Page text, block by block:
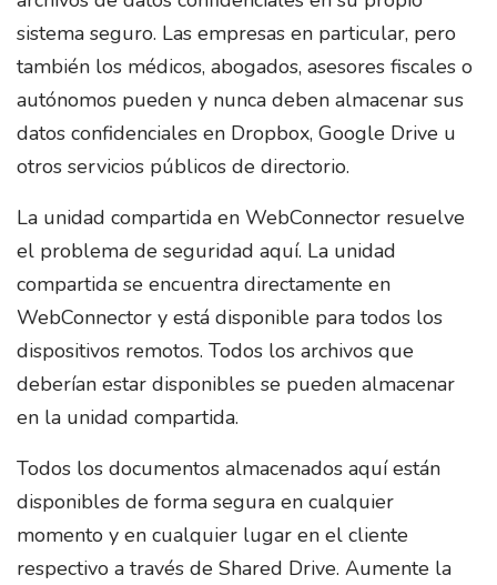
sistema seguro. Las empresas en particular, pero
también los médicos, abogados, asesores fiscales o
autónomos pueden y nunca deben almacenar sus
datos confidenciales en Dropbox, Google Drive u
otros servicios públicos de directorio.
La unidad compartida en WebConnector resuelve
el problema de seguridad aquí. La unidad
compartida se encuentra directamente en
WebConnector y está disponible para todos los
dispositivos remotos. Todos los archivos que
deberían estar disponibles se pueden almacenar
en la unidad compartida.
Todos los documentos almacenados aquí están
disponibles de forma segura en cualquier
momento y en cualquier lugar en el cliente
respectivo a través de Shared Drive. Aumente la